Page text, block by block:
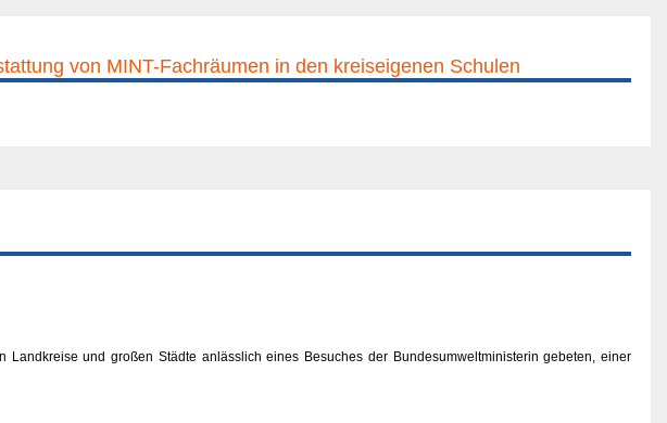
von MINT-Fachräumen in den kreiseigenen Schulen
und großen Städte anlässlich eines Besuches der Bundesumweltministerin gebeten, einer